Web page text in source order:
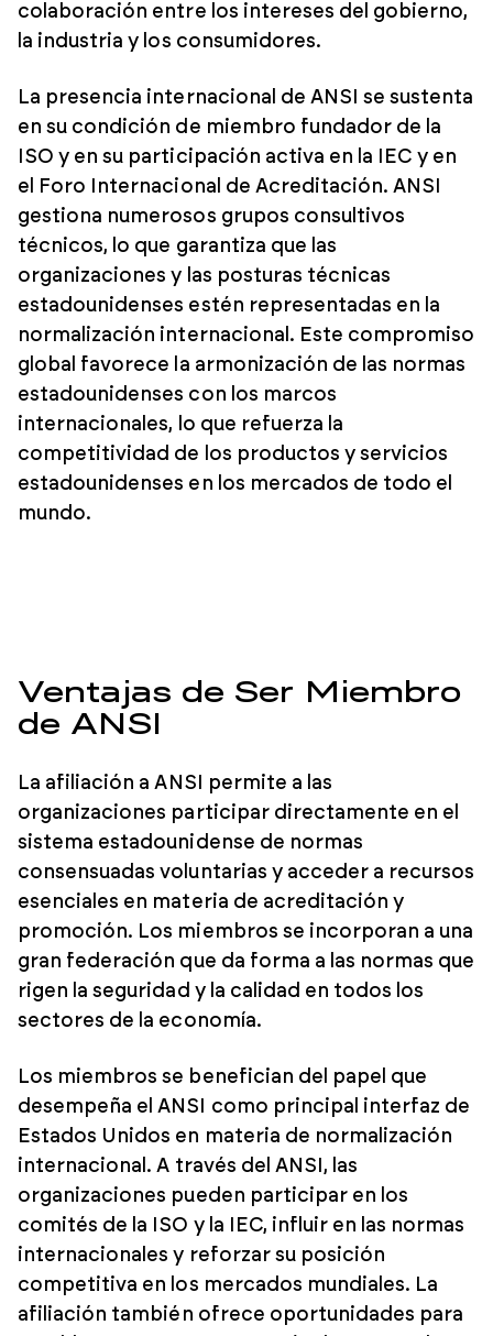
colaboración entre los intereses del gobierno,
la industria y los consumidores.
La presencia internacional de ANSI se sustenta
en su condición de miembro fundador de la
ISO y en su participación activa en la IEC y en
el Foro Internacional de Acreditación. ANSI
gestiona numerosos grupos consultivos
técnicos, lo que garantiza que las
organizaciones y las posturas técnicas
estadounidenses estén representadas en la
normalización internacional. Este compromiso
global favorece la armonización de las normas
estadounidenses con los marcos
internacionales, lo que refuerza la
competitividad de los productos y servicios
estadounidenses en los mercados de todo el
mundo.
Ventajas de Ser Miembro
de ANSI
La afiliación a ANSI permite a las
organizaciones participar directamente en el
sistema estadounidense de normas
consensuadas voluntarias y acceder a recursos
esenciales en materia de acreditación y
promoción. Los miembros se incorporan a una
gran federación que da forma a las normas que
rigen la seguridad y la calidad en todos los
sectores de la economía.
Los miembros se benefician del papel que
desempeña el ANSI como principal interfaz de
Estados Unidos en materia de normalización
internacional. A través del ANSI, las
organizaciones pueden participar en los
comités de la ISO y la IEC, influir en las normas
internacionales y reforzar su posición
competitiva en los mercados mundiales. La
afiliación también ofrece oportunidades para